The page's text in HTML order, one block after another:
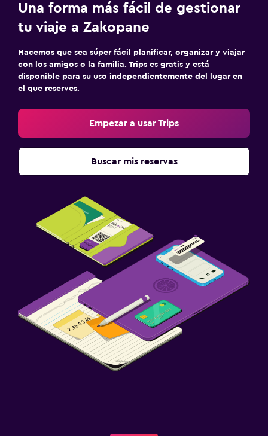
Una forma más fácil de gestionar
tu viaje a Zakopane
Hacemos que sea súper fácil planificar, organizar y viajar
con los amigos o la familia. Trips es gratis y está
disponible para su uso independientemente del lugar en
el que reserves.
Empezar a usar Trips
Buscar mis reservas